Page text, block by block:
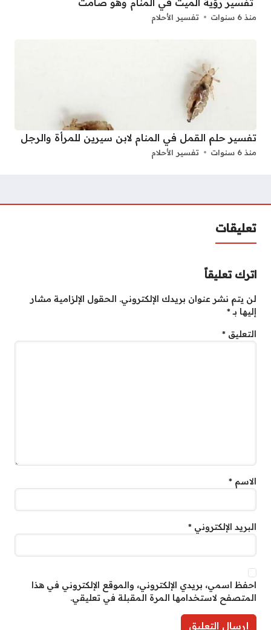
تفسير رؤية الميت في المنام وهو صامت
منذ 6 سنوات تفسير الأحلام
تفسير حلم القمل في المنام لابن سيرين للمرأة والرجل
منذ 6 سنوات تفسير الأحلام
تعليقات
اترك تعليقاً
لن يتم نشر عنوان بريدك الإلكتروني. الحقول الإلزامية مشار
إليها بـ*
التعليق *
الاسم *
البريد الإلكتروني *
احفظ اسمي، بريدي الإلكتروني، والموقع الإلكتروني في هذا
المتصفح لاستخدامها المرة المقبلة في تعليقي.